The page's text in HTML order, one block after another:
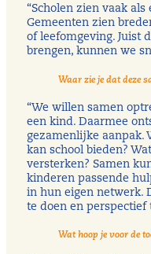
“Scholen zien vaak
Gemeenten zien
of leefomgeving. Juist
brengen, kunnen we
Waar zie je dat deze
“We willen samen
een kind. Daarmee
gezamenlijke aanpak.
kan school bieden?
versterken? Samen
kinderen passende
in hun eigen netwerk.
te doen en perspectief
Wat hoop je voor de